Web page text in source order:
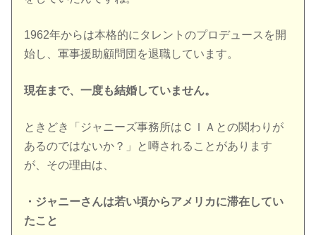
1962年からは本格的にタレントのプロデュースを開
始し、軍事援助顧問団を退職しています。
現在まで、一度も結婚していません。
ときどき「ジャニーズ事務所はＣＩＡとの関わりが
あるのではないか？」と噂されることがあります
が、その理由は、
・ジャニーさんは若い頃からアメリカに滞在してい
たこと